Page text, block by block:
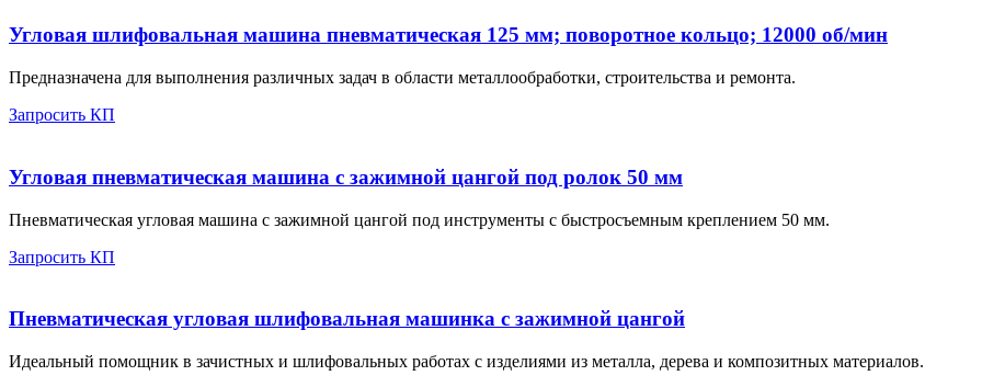
Угловая шлифовальная машина пневматическая 125 мм; поворотное кольцо; 12000 об/мин
Предназначена для выполнения различных задач в области металлообработки, строительства и ремонта.
Запросить КП
Угловая пневматическая машина с зажимной цангой под ролок 50 мм
Пневматическая угловая машина с зажимной цангой под инструменты с быстросъемным креплением 50 мм.
Запросить КП
Пневматическая угловая шлифовальная машинка с зажимной цангой
Идеальный помощник в зачистных и шлифовальных работах с изделиями из металла, дерева и композитных материалов.